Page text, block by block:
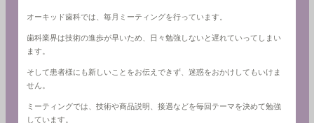
オーキッド歯科では、毎月ミーティングを行っています。
歯科業界は技術の進歩が早いため、日々勉強しないと遅れていってしまい
ます。
そして患者様にも新しいことをお伝えできず、迷惑をおかけしてもいけま
せん。
ミーティングでは、技術や商品説明、接遇などを毎回テーマを決めて勉強
しています。